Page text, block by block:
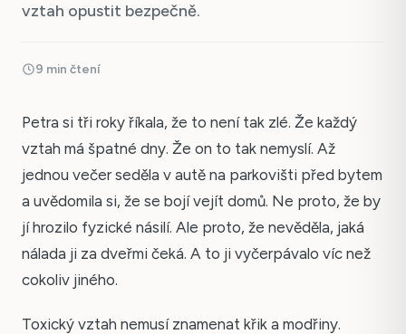
vztah opustit bezpečně.
9 min čtení
Petra si tři roky říkala, že to není tak zlé. Že každý
vztah má špatné dny. Že on to tak nemyslí. Až
jednou večer seděla v autě na parkovišti před bytem
a uvědomila si, že se bojí vejít domů. Ne proto, že by
jí hrozilo fyzické násilí. Ale proto, že nevěděla, jaká
nálada ji za dveřmi čeká. A to ji vyčerpávalo víc než
cokoliv jiného.
Toxický vztah nemusí znamenat křik a modřiny.